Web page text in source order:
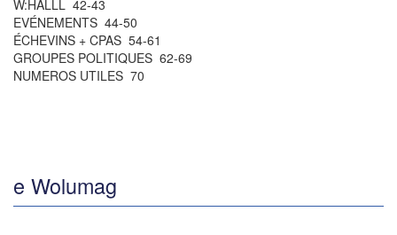
W:HALLL 42-43
EVÉNEMENTS 44-50
ÉCHEVINS + CPAS 54-61
GROUPES POLITIQUES 62-69
NUMEROS UTILES 70
e Wolumag